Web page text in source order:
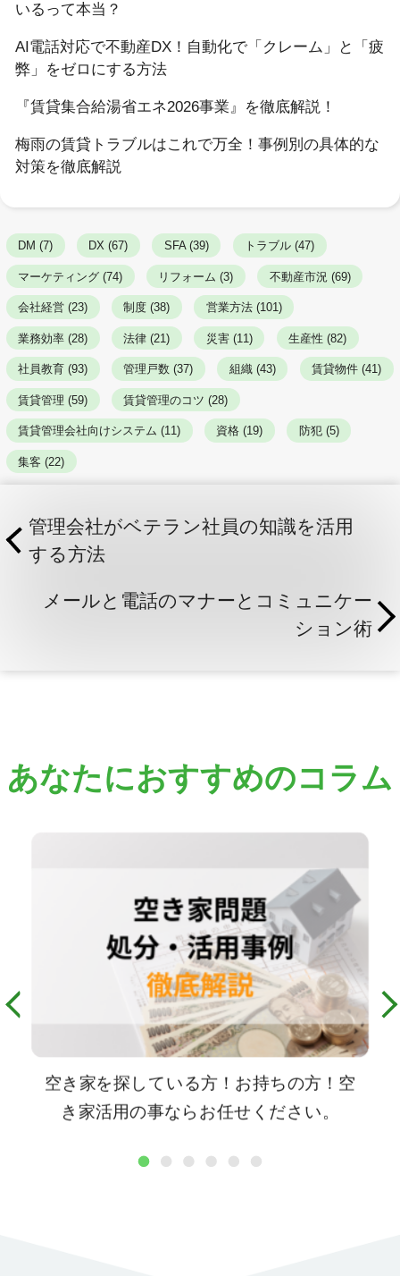
いるって本当？
AI電話対応で不動産DX！自動化で「クレーム」と「疲
弊」をゼロにする方法
『賃貸集合給湯省エネ2026事業』を徹底解説！
梅雨の賃貸トラブルはこれで万全！事例別の具体的な
対策を徹底解説
DM (7) DX (67) SFA (39) トラブル (47)
マーケティング (74) リフォーム (3) 不動産市況 (69)
会社経営 (23) 制度 (38) 営業方法 (101)
業務効率 (28) 法律 (21) 災害 (11) 生産性 (82)
社員教育 (93) 管理戸数 (37) 組織 (43) 賃貸物件 (41)
賃貸管理 (59) 賃貸管理のコツ (28)
賃貸管理会社向けシステム (11) 資格 (19) 防犯 (5)
集客 (22)
管理会社がベテラン社員の知識を活用
する方法
メールと電話のマナーとコミュニケー
ション術
あなたにおすすめのコラム
空き家を探している方！お持ちの方！空
き家活用の事ならお任せください。
1 2